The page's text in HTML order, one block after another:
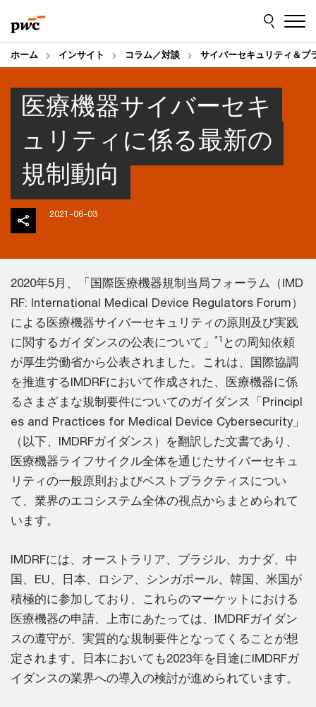
to
content
to
footer
ホーム インサイト コラム／対談 サイバーセキュリティ＆プ
医療機器サイバーセキ
ュリティに係る最新の
規制動向
2021-06-03
2020年5月、「国際医療機器規制当局フォーラム（IMD
RF: International Medical Device Regulators Forum）
による医療機器サイバーセキュリティの原則及び実践
に関するガイダンスの公表について」
*1 との周知依頼
が厚生労働省から公表されました。これは、国際協調
を推進するIMDRFにおいて作成された、医療機器に係
るさまざまな規制要件についてのガイダンス「Principl
es and Practices for Medical Device Cybersecurity」
（以下、IMDRFガイダンス）を翻訳した文書であり、
医療機器ライフサイクル全体を通じたサイバーセキュ
リティの一般原則およびベストプラクティスについ
て、業界のエコシステム全体の視点からまとめられて
います。
IMDRFには、オーストラリア、ブラジル、カナダ、中
国、EU、日本、ロシア、シンガポール、韓国、米国が
積極的に参加しており、これらのマーケットにおける
医療機器の申請、上市にあたっては、IMDRFガイダン
スの遵守が、実質的な規制要件となってくることが想
定されます。日本においても2023年を目途にIMDRFガ
イダンスの業界への導入の検討が進められています。